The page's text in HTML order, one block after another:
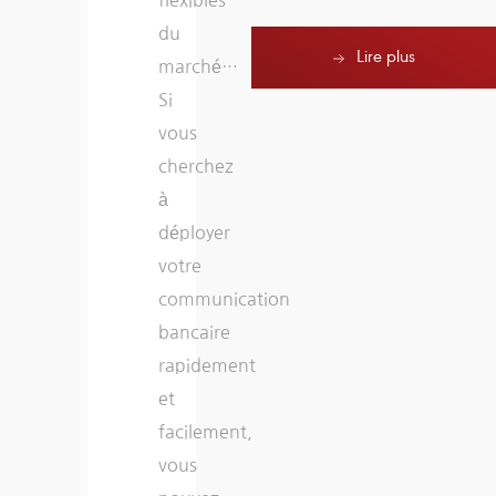
Lire plus
du
marché…
Si
vous
cherchez
à
déployer
votre
communication
bancaire
rapidement
et
facilement,
vous
DSI
ni
à
l’éditeur »